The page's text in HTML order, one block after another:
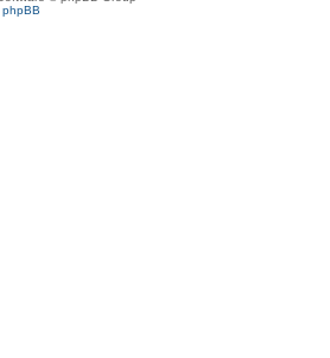
phpBB